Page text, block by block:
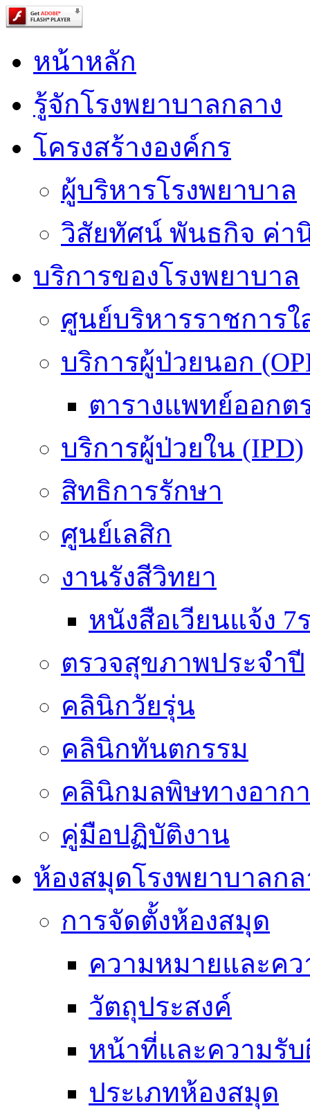
หน้าหลัก
รู้จักโรงพยาบาลกลาง
โครงสร้างองค์กร
ผู้บริหารโรงพยาบาล
วิสัยทัศน์ พันธกิจ ค่า
บริการของโรงพยาบาล
ศูนย์บริหารราชการใ
บริการผู้ป่วยนอก
ตารางแพทย์ออกต
บริการผู้ป่วยใน (IPD)
สิทธิการรักษา
ศูนย์เลสิก
งานรังสีวิทยา
หนังสือเวียนแจ้ง 7
ตรวจสุขภาพประจำปี
คลินิกวัยรุ่น
คลินิกทันตกรรม
คลินิกมลพิษทางอาก
คู่มือปฏิบัติงาน
ห้องสมุดโรงพยาบาลกล
การจัดตั้งห้องสมุด
ความหมายและค
วัตถุประสงค์
หน้าที่และความรั
ประเภทห้องสมุด